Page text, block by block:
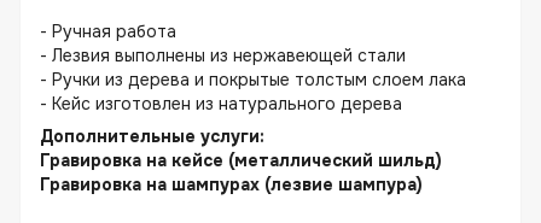
- Ручная работа
- Лезвия выполнены из нержавеющей стали
- Ручки из дерева и покрытые толстым слоем лака
- Кейс изготовлен из натурального дерева
Дополнительные услуги:
Гравировка на кейсе (металлический шильд)
Гравировка на шампурах (лезвие шампура)